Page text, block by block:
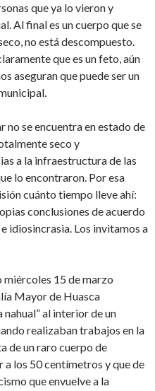
que ya lo vieron y
Al final es un cuerpo que se
no está descompuesto.
que es un feto, aún
aseguran que puede ser un
no se encuentra en estado de
seco y
a la infraestructura de las
lo encontraron. Por esa
cuánto tiempo lleve ahí:
conclusiones de acuerdo
idiosincrasia. Los invitamos a
miércoles 15 de marzo
Mayor de Huasca
al interior de un
realizaban trabajos en la
de un raro cuerpo de
a los 50 centímetros y que de
que envuelve a la